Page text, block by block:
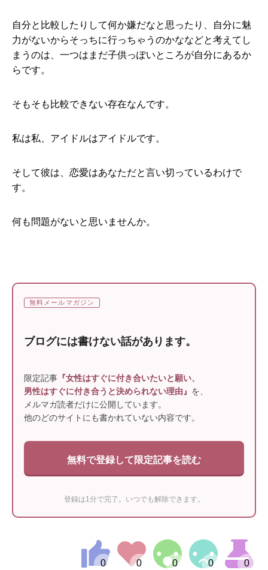
自分と比較したりして何か嫌だなと思ったり、自分に魅
力がないからそっちに行っちゃうのかななどと考えてし
まうのは、一つはまだ子供っぽいところが自分にあるか
らです。
そもそも比較できない存在なんです。
私は私、アイドルはアイドルです。
そして彼は、恋愛はあなただと言い切っているわけで
す。
何も問題がないと思いませんか。
無料メールマガジン
ブログには書けない話があります。
限定記事 『女性はすぐに付き合いたいと願い、
男性はすぐに付き合うと決められない理由』 を、
メルマガ読者だけに公開しています。
他のどのサイトにも書かれていない内容です。
無料で登録して限定記事を読む
登録は1分で完了。いつでも解除できます。